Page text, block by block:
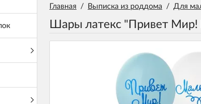
Главная / Выписка из роддома / Для
Шары латекс "Привет Мир!